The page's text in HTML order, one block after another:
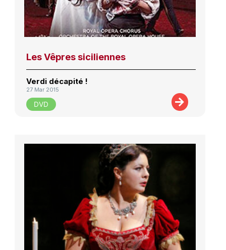
Les Vêpres siciliennes
Verdi décapité !
27 Mar 2015
DVD